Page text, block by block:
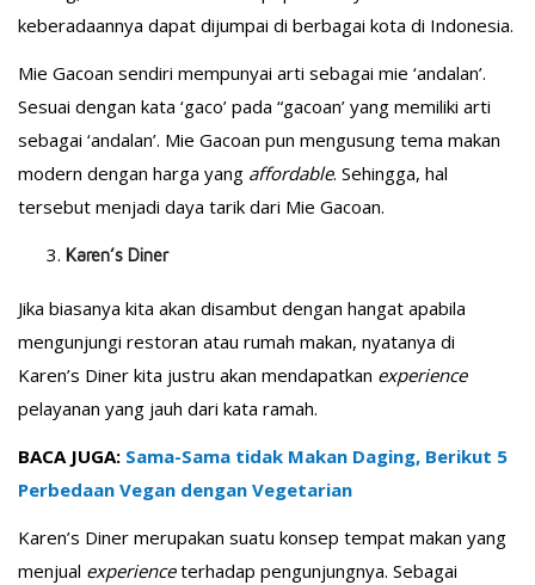
keberadaannya dapat dijumpai di berbagai kota di Indonesia.
Mie Gacoan sendiri mempunyai arti sebagai mie ‘andalan’.
Sesuai dengan kata ‘gaco’ pada “gacoan’ yang memiliki arti
sebagai ‘andalan’. Mie Gacoan pun mengusung tema makan
modern dengan harga yang affordable. Sehingga, hal
tersebut menjadi daya tarik dari Mie Gacoan.
Karen’s Diner
Jika biasanya kita akan disambut dengan hangat apabila
mengunjungi restoran atau rumah makan, nyatanya di
Karen’s Diner kita justru akan mendapatkan experience
pelayanan yang jauh dari kata ramah.
BACA JUGA: Sama-Sama tidak Makan Daging, Berikut 5
Perbedaan Vegan dengan Vegetarian
Karen’s Diner merupakan suatu konsep tempat makan yang
menjual experienceterhadap pengunjungnya. Sebagai